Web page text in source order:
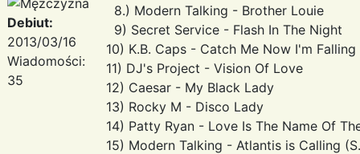
Debiut:
2013/03/16
Wiadomości:
35
8.) Modern Talking - Brother Louie
9) Secret Service - Flash In The Night
10) K.B. Caps - Catch Me Now I'm Falling
11) DJ's Project - Vision Of Love
12) Caesar - My Black Lady
13) Rocky M - Disco Lady
14) Patty Ryan - Love Is The Name Of
15) Modern Talking - Atlantis is Calling